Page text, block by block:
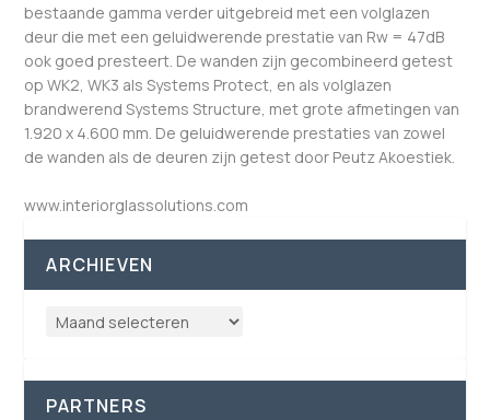
bestaande gamma verder uitgebreid met een volglazen
deur die met een geluidwerende prestatie van Rw = 47dB
ook goed presteert. De wanden zijn gecombineerd getest
op WK2, WK3 als Systems Protect, en als volglazen
brandwerend Systems Structure, met grote afmetingen van
1.920 x 4.600 mm. De geluidwerende prestaties van zowel
de wanden als de deuren zijn getest door Peutz Akoestiek.
www.interiorglassolutions.com
ARCHIEVEN
PARTNERS